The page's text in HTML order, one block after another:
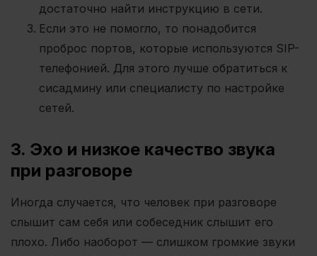
достаточно найти инструкцию в сети.
Если это не помогло, то понадобится
проброс портов, которые используются SIP-
телефонией. Для этого лучше обратиться к
сисадмину или специалисту по настройке
сетей.
3. Эхо и низкое качество звука
при разговоре
Иногда случается, что человек при разговоре
слышит сам себя или собеседник слышит его
плохо. Либо наоборот — слишком громкие звуки